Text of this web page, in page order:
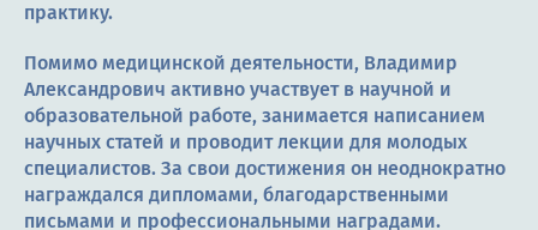
практику.
Помимо медицинской деятельности, Владимир
Александрович активно участвует в научной и
образовательной работе, занимается написанием
научных статей и проводит лекции для молодых
специалистов. За свои достижения он неоднократно
награждался дипломами, благодарственными
письмами и профессиональными наградами.